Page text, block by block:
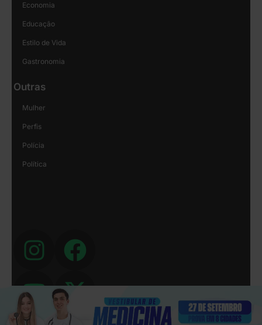
Economia
Educação
Estilo de Vida
Gastronomia
Outras
Mulher
Perfis
Polícia
Política